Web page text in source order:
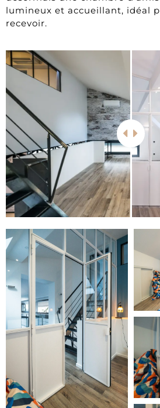
lumineux et accueillant, idéal
recevoir.